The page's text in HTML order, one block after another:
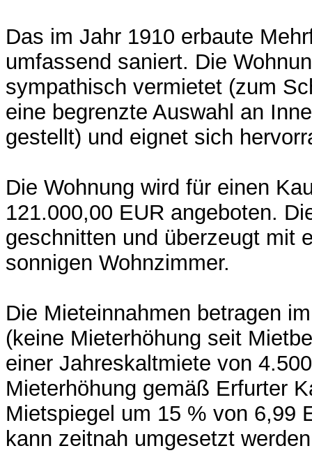
Das im Jahr 1910 erbaute
umfassend saniert. Die
sympathisch vermietet (zum
eine begrenzte Auswahl an
gestellt) und eignet sich
Die Wohnung wird für einen
121.000,00 EUR angeboten.
geschnitten und überzeugt mit
sonnigen Wohnzimmer.
Die Mieteinnahmen betragen
(keine Mieterhöhung seit
einer Jahreskaltmiete von
Mieterhöhung gemäß Erfurter
Mietspiegel um 15 % von 6,99
kann zeitnah umgesetzt